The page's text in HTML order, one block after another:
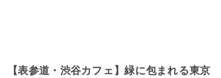
【表参道・渋谷カフェ】緑に包まれる東京